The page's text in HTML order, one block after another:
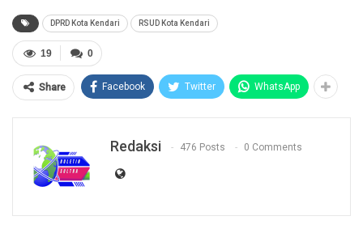
DPRD Kota Kendari RSUD Kota Kendari
0
19
Share Facebook Twitter WhatsApp
Redaksi 476 Posts 0 Comments